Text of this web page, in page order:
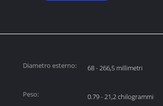
Diametro esterno: 68 - 266,5 millimetri
Peso:
0.79 - 21,2 chilogrammi